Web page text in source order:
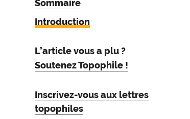
Sommaire
Introduction
L’article vous a plu ?
Soutenez Topophile !
Inscrivez-vous aux lettres
topophiles